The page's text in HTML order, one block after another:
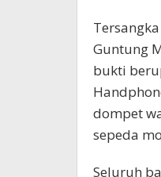
Guntung
bukti
dompet
sepeda
Seluruh